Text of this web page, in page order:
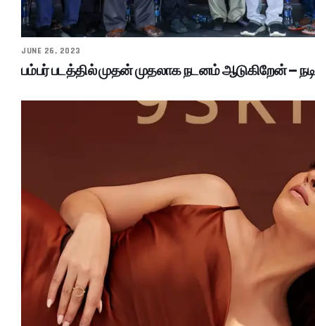
JUNE 26, 2023
பம்பர் படத்தில் முதன் முதலாக நடனம் ஆடுகிறேன் –